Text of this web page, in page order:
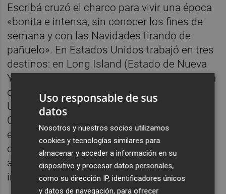
Escribá cruzó el charco para vivir una época
«bonita e intensa, sin conocer los fines de
semana y con las Navidades tirando de
pañuelo». En Estados Unidos trabajó en tres
destinos: en Long Island (Estado de Nueva
York), en la Universidad de Stony Brook; en la
de Missouri, en Kansas City, y en la
Universidad Médica de Carolina del Sur, en
Charleston. Después del periplo americano,
el investigador regresó a Mallorca, donde
conseguiría plaza rozando los cuarenta
años. Y se puso a montar un grupo de
investigación.
Uso responsable de sus
datos
Nosotros y nuestros socios utilizamos
cookies y tecnologías similares para
almacenar y acceder a información en su
dispositivo y procesar datos personales,
como su dirección IP, identificadores únicos
y datos de navegación, para ofrecer